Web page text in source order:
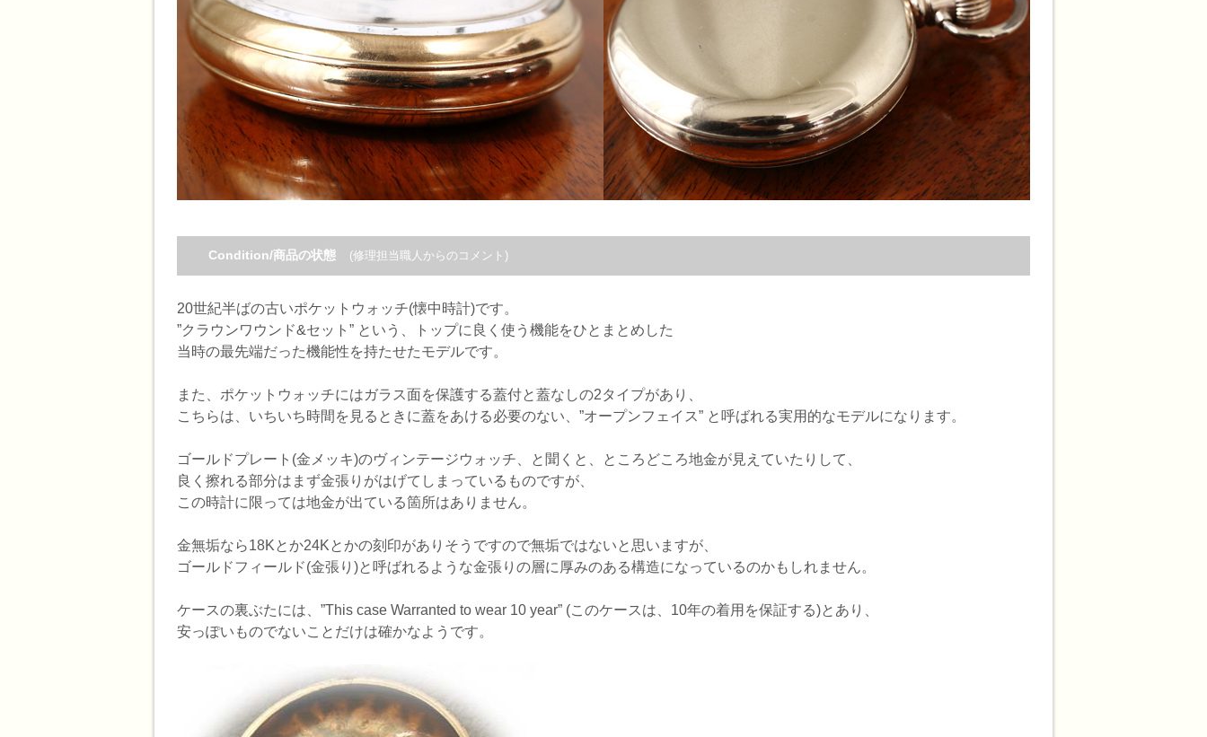
Condition/商品の状態 (修理担当職人からのコメント)
20世紀半ばの古いポケットウォッチ(懐中時計)です。
”クラウンワウンド&セット” という、トップに良く使う機能をひとまとめした
当時の最先端だった機能性を持たせたモデルです。
また、ポケットウォッチにはガラス面を保護する蓋付と蓋なしの2タイプがあり、
こちらは、いちいち時間を見るときに蓋をあける必要のない、”オープンフェイス” と呼ばれる実用的なモデルになります。
ゴールドプレート(金メッキ)のヴィンテージウォッチ、と聞くと、ところどころ地金が見えていたりして、
良く擦れる部分はまず金張りがはげてしまっているものですが、
この時計に限っては地金が出ている箇所はありません。
金無垢なら18Kとか24Kとかの刻印がありそうですので無垢ではないと思いますが、
ゴールドフィールド(金張り)と呼ばれるような金張りの層に厚みのある構造になっているのかもしれません。
ケースの裏ぶたには、”This case Warranted to wear 10 year” (このケースは、10年の着用を保証する)とあり、
安っぽいものでないことだけは確かなようです。